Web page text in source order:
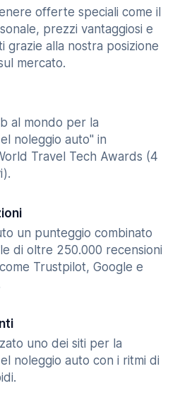
offerte speciali come il
prezzi vantaggiosi e
grazie alla nostra posizione
mercato.
al mondo per la
noleggio auto" in
Travel Tech Awards (4
un punteggio combinato
di oltre 250.000 recensioni
Trustpilot, Google e
uno dei siti per la
noleggio auto con i ritmi di